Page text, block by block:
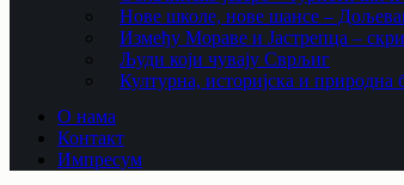
Нове школе, нове шансе –
Између Мораве и Јастрепца –
Људи који чувају Сврљиг
Културна, историјска и
О нама
Контакт
Импресум